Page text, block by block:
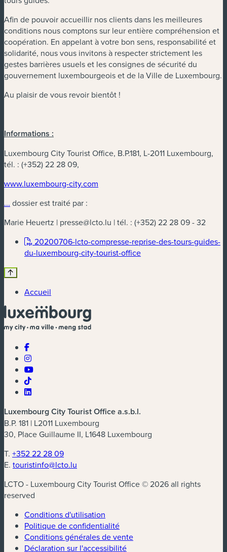
Afin de pouvoir accueillir nos clients dans les meilleures
conditions nous comptons sur leur entière compréhension et
coopération. En appelant à votre bon sens, responsabilité et
solidarité, nous vous invitons à respecter strictement les
gestes barrières usuels et les consignes de sécurité du
gouvernement luxembourgeois et de la Ville de Luxembourg.
Au plaisir de vous revoir bientôt !
Informations :
Luxembourg City Tourist Office, B.P.181, L-2011 Luxembourg,
tél. : (+352) 22 28 09,
www.luxembourg-city.com
... dossier est traité par :
Marie Heuertz | presse@lcto.lu | tél. : (+352) 22 28 09 - 32
20200706-lcto-compresse-reprise-des-tours-guides-
du-luxembourg-city-tourist-office(nouvelle fenêtre)
Accueil
Luxembourg City Tourist Office a.s.b.l.
B.P. 181 | L2011 Luxembourg
30, Place Guillaume II, L1648 Luxembourg
T. +352 22 28 09
E. touristinfo@lcto.lu
LCTO - Luxembourg City Tourist Office © 2026 all rights
reserved
Conditions d'utilisation
Politique de confidentialité
Conditions générales de vente
Déclaration sur l'accessibilité